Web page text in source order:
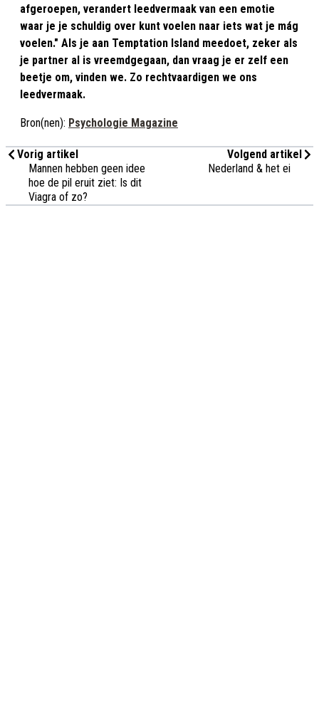
afgeroepen, verandert leedvermaak van een emotie
waar je je schuldig over kunt voelen naar iets wat je mág
voelen." Als je aan Temptation Island meedoet, zeker als
je partner al is vreemdgegaan, dan vraag je er zelf een
beetje om, vinden we. Zo rechtvaardigen we ons
leedvermaak.
Bron(nen): Psychologie Magazine
Vorig artikel
Mannen hebben geen idee
hoe de pil eruit ziet: Is dit
Viagra of zo?
Volgend artikel
Nederland & het ei